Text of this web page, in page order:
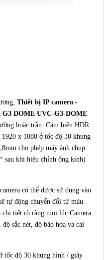
Thiết bị IP camera -
DOME UVC-G3-DOME
hoặc trần. Cảm biến HDR
x 1080 ở tốc độ 30 khung
cho phép máy ảnh chụp
sau khi hiệu chỉnh ống kính)
có thể được sử dụng vào
tự động chuyển đổi từ màu
chi tiết rõ ràng mọi lúc.Camera
sắc nét, độ bão hòa và cài
tốc độ 30 khung hình / giây